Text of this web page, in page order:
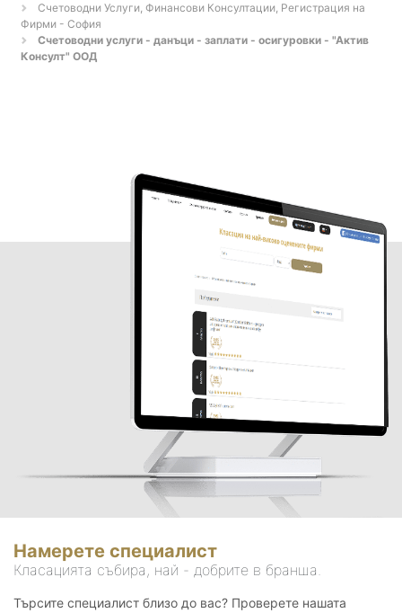
Счетоводни Услуги, Финансови Консултации, Регистрация на
Фирми - София
Счетоводни услуги - данъци - заплати - осигуровки - "Актив
Консулт" ООД
Намерете специалист
Класацията събира, най - добрите в бранша.
Търсите специалист близо до вас? Проверете нашата